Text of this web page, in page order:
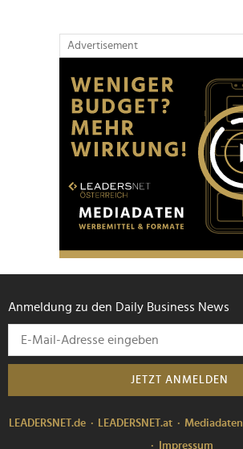
Advertisement
Anmeldung zu den Daily Business News
JETZT ANMELDEN
LEADERSNET.de LEADERSNET.at Mediadaten
Impressum